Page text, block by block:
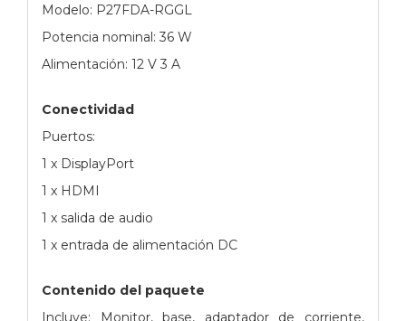
Modelo: P27FDA-RGGL
Potencia nominal: 36 W
Alimentación: 12 V 3 A
Conectividad
Puertos:
1 x DisplayPort
1 x HDMI
1 x salida de audio
1 x entrada de alimentación DC
Contenido del paquete
Incluye: Monitor, base, adaptador de corriente,